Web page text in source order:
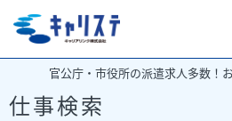
官公庁・市役所の派遣求人多数！
仕事検索